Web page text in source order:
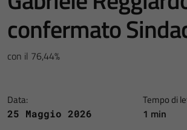
confermato
con il 76,44%
Data:
25 Maggio 2026
Tempo di
1 min